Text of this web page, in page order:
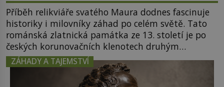
Příběh relikviáře svatého Maura dodnes fascinuje
historiky i milovníky záhad po celém světě. Tato
románská zlatnická památka ze 13. století je po
českých korunovačních klenotech druhým
nejcennějším movitým majetkem v České
republice. Přestože byl klenot v roce 1985 po
dramatickém pátrání kriminalistů úspěšně
ZÁHADY A TAJEMSTVÍ